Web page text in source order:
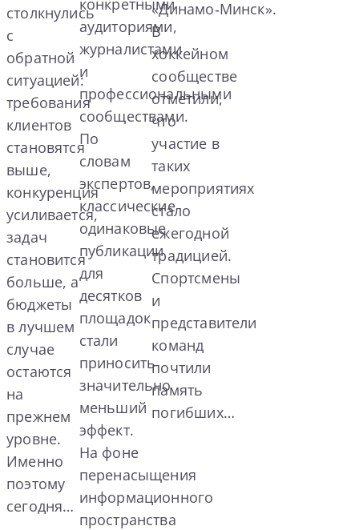
столкнулись
с
обратной
ситуацией:
требования
клиентов
становятся
выше,
конкуренция
усиливается,
задач
становится
больше, а
бюджеты
в лучшем
случае
остаются
на
прежнем
уровне.
Именно
поэтому
сегодня…
аудиториями,
журналистами
и
профессиональными
сообществами.
По
словам
экспертов,
классические
одинаковые
публикации
для
десятков
площадок
стали
приносить
значительно
меньший
эффект.
На фоне
перенасыщения
информационного
пространства
«Динамо‑Минск».
В
хоккейном
сообществе
отметили,
что
участие в
таких
мероприятиях
стало
ежегодной
традицией.
Спортсмены
и
представители
команд
почтили
память
погибших…